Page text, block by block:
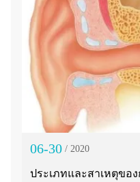
06-30 / 2020
ประเภทและสาเหตุขอ